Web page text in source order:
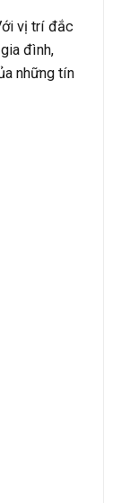
vị trí đắc
đình,
những tín